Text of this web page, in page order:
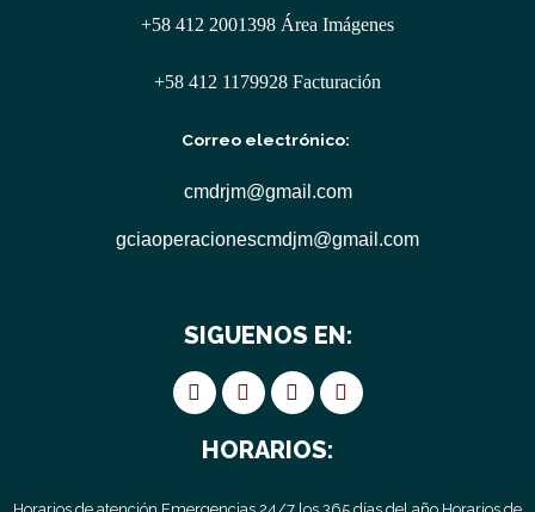
+58 412 2001398 Área Imágenes
+58 412 1179928 Facturación
Correo electrónico:
cmdrjm@gmail.com
gciaoperacionescmdjm@gmail.com
SIGUENOS EN:
HORARIOS: